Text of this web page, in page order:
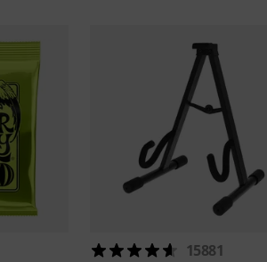
15881